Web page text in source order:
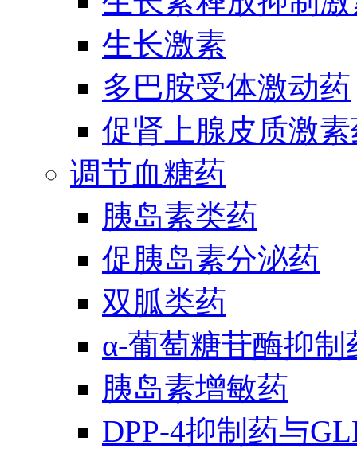
生长激素
多巴胺受体激动药
促肾上腺皮质激
调节血糖药
胰岛素类药
促胰岛素分泌药
双胍类药
α-葡萄糖苷酶抑制
胰岛素增敏药
DPP-4抑制药与